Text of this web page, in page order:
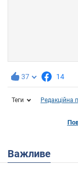
37 14
Теги Редакційна
Важливе